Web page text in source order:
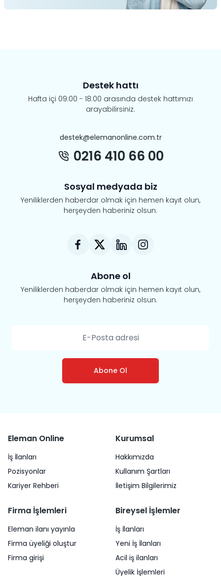
Destek hattı
Hafta içi 09:00 - 18:00 arasında destek hattımızı
arayabilirsiniz.
destek@elemanonline.com.tr
0216 410 66 00
Sosyal medyada biz
Yeniliklerden haberdar olmak için hemen kayıt olun,
herşeyden haberiniz olsun.
Abone ol
Yeniliklerden haberdar olmak için hemen kayıt olun,
herşeyden haberiniz olsun.
Abone Ol
Eleman Online
İş İlanları
Pozisyonlar
Kariyer Rehberi
Kurumsal
Hakkımızda
Kullanım Şartları
İletişim Bilgilerimiz
Firma İşlemleri
Eleman ilanı yayınla
Firma üyeliği oluştur
Firma girişi
Bireysel İşlemler
İş İlanları
Yeni İş İlanları
Acil iş ilanları
Üyelik İşlemleri